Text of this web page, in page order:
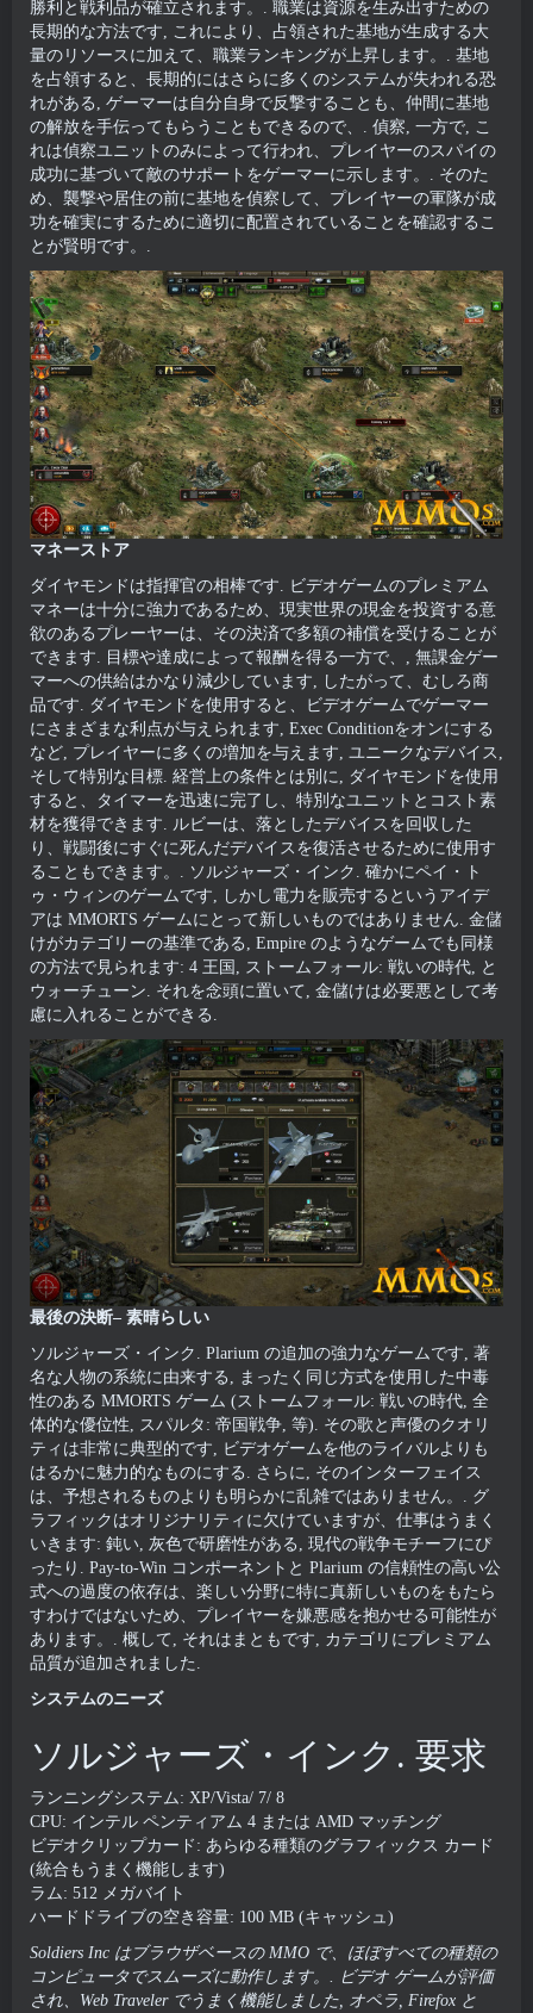
勝利と戦利品が確立されます。. 職業は資源を生み出すための
長期的な方法です, これにより、占領された基地が生成する大
量のリソースに加えて、職業ランキングが上昇します。. 基地
を占領すると、長期的にはさらに多くのシステムが失われる恐
れがある, ゲーマーは自分自身で反撃することも、仲間に基地
の解放を手伝ってもらうこともできるので、. 偵察, 一方で, こ
れは偵察ユニットのみによって行われ、プレイヤーのスパイの
成功に基づいて敵のサポートをゲーマーに示します。. そのた
め、襲撃や居住の前に基地を偵察して、プレイヤーの軍隊が成
功を確実にするために適切に配置されていることを確認するこ
とが賢明です。.
マネーストア
ダイヤモンドは指揮官の相棒です. ビデオゲームのプレミアム
マネーは十分に強力であるため、現実世界の現金を投資する意
欲のあるプレーヤーは、その決済で多額の補償を受けることが
できます. 目標や達成によって報酬を得る一方で、, 無課金ゲー
マーへの供給はかなり減少しています, したがって、むしろ商
品です. ダイヤモンドを使用すると、ビデオゲームでゲーマー
にさまざまな利点が与えられます, Exec Conditionをオンにする
など, プレイヤーに多くの増加を与えます, ユニークなデバイス,
そして特別な目標. 経営上の条件とは別に, ダイヤモンドを使用
すると、タイマーを迅速に完了し、特別なユニットとコスト素
材を獲得できます. ルビーは、落としたデバイスを回収した
り、戦闘後にすぐに死んだデバイスを復活させるために使用す
ることもできます。. ソルジャーズ・インク. 確かにペイ・ト
ゥ・ウィンのゲームです, しかし電力を販売するというアイデ
アは MMORTS ゲームにとって新しいものではありません. 金儲
けがカテゴリーの基準である, Empire のようなゲームでも同様
の方法で見られます: 4 王国, ストームフォール: 戦いの時代, と
ウォーチューン. それを念頭に置いて, 金儲けは必要悪として考
慮に入れることができる.
最後の決断– 素晴らしい
ソルジャーズ・インク. Plarium の追加の強力なゲームです, 著
名な人物の系統に由来する, まったく同じ方式を使用した中毒
性のある MMORTS ゲーム (ストームフォール: 戦いの時代, 全
体的な優位性, スパルタ: 帝国戦争, 等). その歌と声優のクオリ
ティは非常に典型的です, ビデオゲームを他のライバルよりも
はるかに魅力的なものにする. さらに, そのインターフェイス
は、予想されるものよりも明らかに乱雑ではありません。. グ
ラフィックはオリジナリティに欠けていますが、仕事はうまく
いきます: 鈍い, 灰色で研磨性がある, 現代の戦争モチーフにぴ
ったり. Pay-to-Win コンポーネントと Plarium の信頼性の高い公
式への過度の依存は、楽しい分野に特に真新しいものをもたら
すわけではないため、プレイヤーを嫌悪感を抱かせる可能性が
あります。. 概して, それはまともです, カテゴリにプレミアム
品質が追加されました.
システムのニーズ
ソルジャーズ・インク. 要求
ランニングシステム: XP/Vista/ 7/ 8
CPU: インテル ペンティアム 4 または AMD マッチング
ビデオクリップカード: あらゆる種類のグラフィックス カード
(統合もうまく機能します)
ラム: 512 メガバイト
ハードドライブの空き容量: 100 MB (キャッシュ)
Soldiers Inc はブラウザベースの MMO で、ほぼすべての種類の
コンピュータでスムーズに動作します。. ビデオ ゲームが評価
され、Web Traveler でうまく機能しました, オペラ, Firefox と